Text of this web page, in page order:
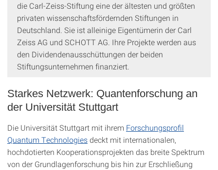
die Carl-Zeiss-Stiftung eine der ältesten und größten
privaten wissenschaftsfördernden Stiftungen in
Deutschland. Sie ist alleinige Eigentümerin der Carl
Zeiss AG und SCHOTT AG. Ihre Projekte werden aus
den Dividendenausschüttungen der beiden
Stiftungsunternehmen finanziert.
Starkes Netzwerk: Quantenforschung an
der Universität Stuttgart
Die Universität Stuttgart mit ihrem Forschungsprofil
Quantum Technologiesdeckt mit internationalen,
hochdotierten Kooperationsprojekten das breite Spektrum
von der Grundlagenforschung bis hin zur Erschließung